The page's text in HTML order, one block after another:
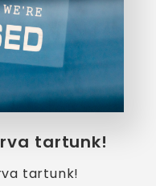
tartunk!
tartunk!